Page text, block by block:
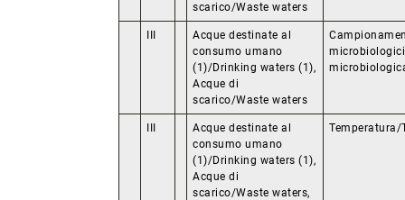
scarico/Waste waters
Acque destinate al
consumo umano
(1)/Drinking waters (1),
Acque di
scarico/Waste waters
Acque destinate al
consumo umano
(1)/Drinking waters (1),
Acque di
scarico/Waste waters,
Temperatura/